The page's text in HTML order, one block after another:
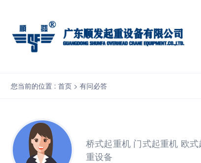
起重机维保记录怎么做？日检、月检、年检分别查什么？
您当前的位置 : 首页 > 有问必答
桥式起重机 门式起重机 欧
重设备